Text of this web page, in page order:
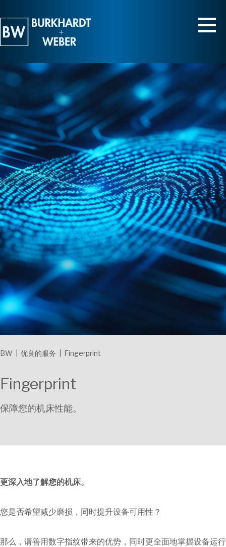
BW 优良的服务 Fingerprint
Fingerprint
保障您的机床性能。
更深入地了解您的机床。
您是否希望减少磨损，同时提升设备可用性？
那么，请善用数字指纹带来的优势，同时更全面地掌握设备运行